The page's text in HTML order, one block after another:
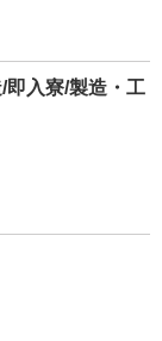
即入寮/製造・工